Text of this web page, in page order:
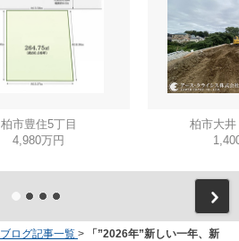
柏市豊住5丁目
4,980万円
柏市大
ブログ記事一覧 >
「”2026年”新しい一年、新